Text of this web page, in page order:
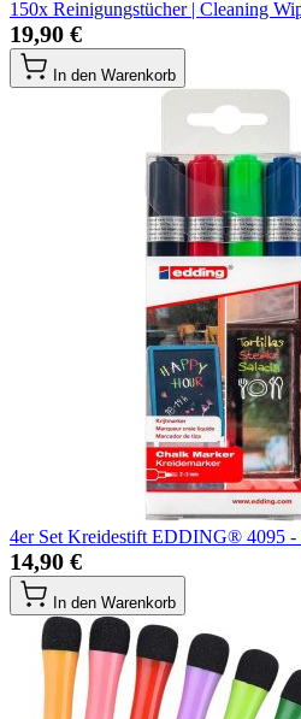
150x Reinigungstücher | Cleaning
19,90 €
In den Warenkorb
4er Set Kreidestift EDDING® 4095 -
14,90 €
In den Warenkorb